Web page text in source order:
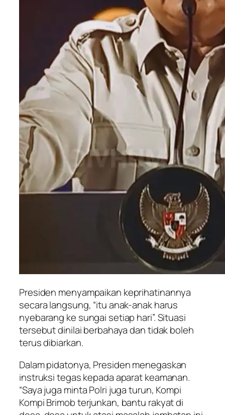
Presiden menyampaikan keprihatinannya
secara langsung, “itu anak-anak harus
nyebarang ke sungai setiap hari”. Situasi
tersebut dinilai berbahaya dan tidak boleh
terus dibiarkan.
Dalam pidatonya, Presiden menegaskan
instruksi tegas kepada aparat keamanan.
“Saya juga minta Polri juga turun, Kompi
Kompi Brimob terjunkan, bantu rakyat di